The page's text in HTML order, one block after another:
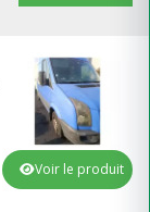
Voir le produit